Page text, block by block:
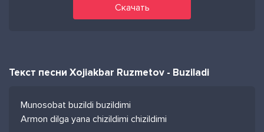
Скачать
Текст песни Xojiakbar Ruzmetov - Buziladi
Munosobat buzildi buzildimi
Armon dilga yana chizildimi chizildimi